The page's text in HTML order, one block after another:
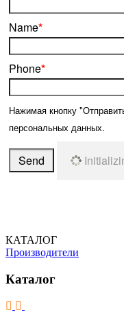
Name*
Phone*
Нажимая кнопку
персональных данных.
Send
КАТАЛОГ
Производители
Каталог